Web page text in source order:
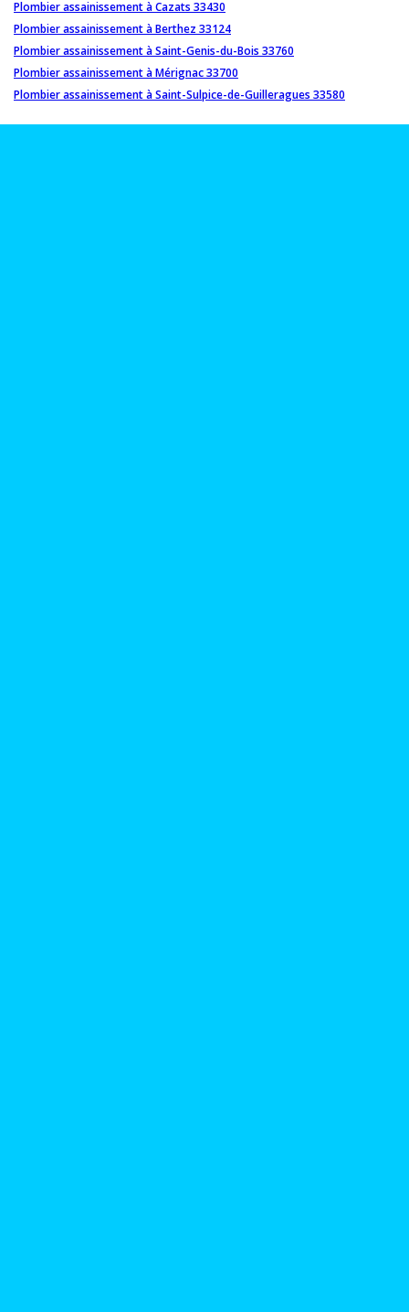
Plombier assainissement à Cazats 33430
Plombier assainissement à Berthez 33124
Plombier assainissement à Saint-Genis-du-Bois 33760
Plombier assainissement à Mérignac 33700
Plombier assainissement à Saint-Sulpice-de-Guilleragues 33580